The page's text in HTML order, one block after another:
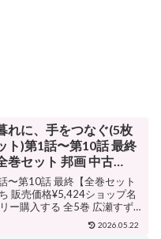
れに、手をつなぐ(5枚
ト)第1話〜第10話 最終
巻セット 邦画 中古
】送料無料 レンタル落
〜第10話 最終【全巻セット
販売価格¥5,424ショップ名
ー購入する 全5巻 広瀬すず
2026.05.22